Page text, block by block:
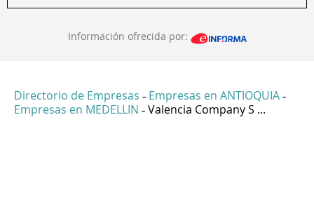
Información ofrecida por:
Directorio de Empresas - Empresas en ANTIOQUIA -
Empresas en MEDELLIN - Valencia Company S ...